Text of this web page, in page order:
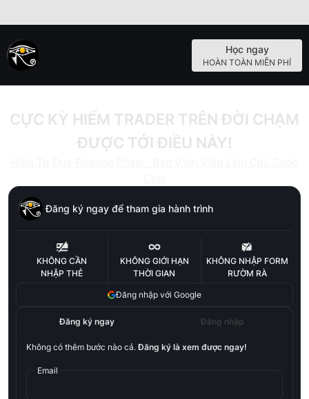
Học ngay
HOÀN TOÀN MIỄN PHÍ
CỰC KỲ HIẾM TRADER TRÊN ĐỜI CHẠM
ĐƯỢC TỚI ĐIỀU NÀY!
Đăng ký ngay để tham gia hành trình
KHÔNG CẦN
NHẬP THẺ
KHÔNG GIỚI HẠN
THỜI GIAN
KHÔNG NHẬP FORM
RƯỜM RÀ
Đăng nhập với Google
Đăng ký ngay Đăng nhập
Không có thêm bước nào cả. Đăng ký là xem được ngay!
Email